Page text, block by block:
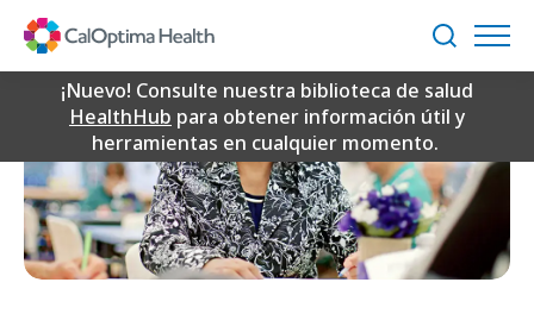
Content
Buscar
¡Nuevo! Consulte nuestra biblioteca de salud
HealthHub para obtener información útil y
herramientas en cualquier momento.